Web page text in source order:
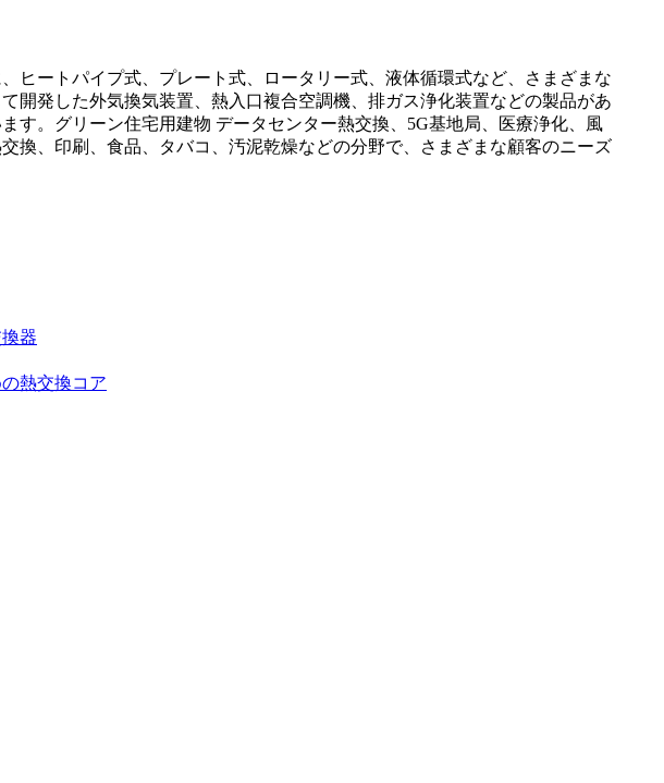
ヒートパイプ式、プレート式、ロータリー式、液体循環式など、さまざまな
開発した外気換気装置、熱入口複合空調機、排ガス浄化装置などの製品があ
す。グリーン住宅用建物 データセンター熱交換、5G基地局、医療浄化、風
換、印刷、食品、タバコ、汚泥乾燥などの分野で、さまざまな顧客のニーズ
器
熱交換コア